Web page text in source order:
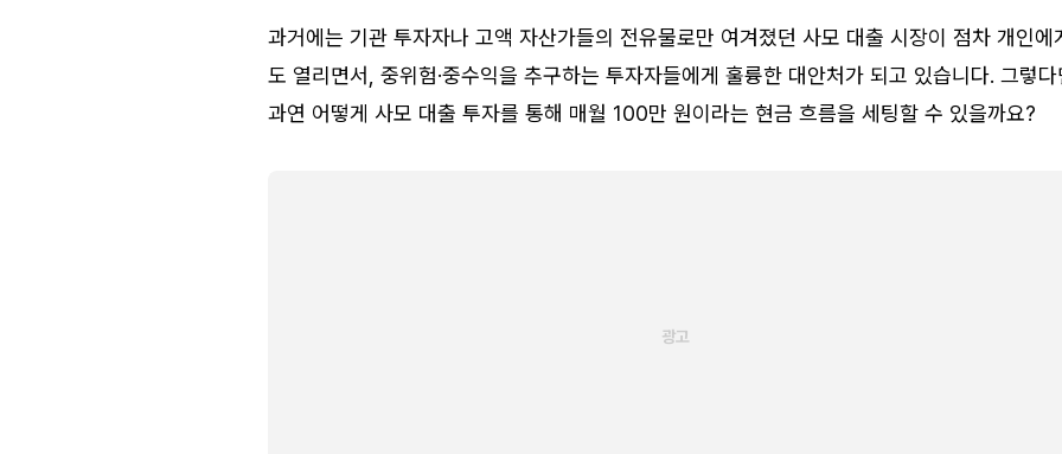
과거에는 기관 투자자나 고액 자산가들의 전유물로만 여겨졌던 사모 대출 시장이 점차 개인에
도 열리면서, 중위험·중수익을 추구하는 투자자들에게 훌륭한 대안처가 되고 있습니다. 그렇다
과연 어떻게 사모 대출 투자를 통해 매월 100만 원이라는 현금 흐름을 세팅할 수 있을까요?